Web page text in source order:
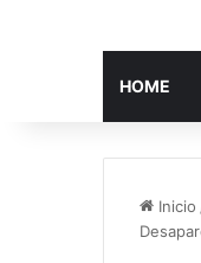
HOME
Inicio